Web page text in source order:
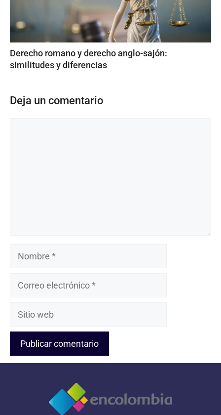
Derecho romano y derecho anglo-sajón:
similitudes y diferencias
Deja un comentario
Nombre
Sitio